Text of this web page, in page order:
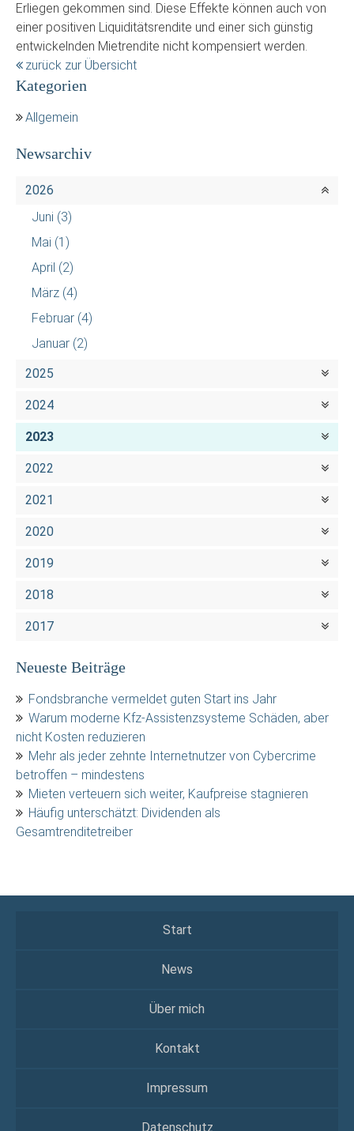
Erliegen gekommen sind. Diese Effekte können auch von
einer positiven Liquiditätsrendite und einer sich günstig
entwickelnden Mietrendite nicht kompensiert werden.
zurück zur Übersicht
Kategorien
Allgemein
Newsarchiv
2026
Juni (3)
Mai (1)
April (2)
März (4)
Februar (4)
Januar (2)
2025
2024
2023
2022
2021
2020
2019
2018
2017
Neueste Beiträge
Fondsbranche vermeldet guten Start ins Jahr
Warum moderne Kfz-Assistenzsysteme Schäden, aber
nicht Kosten reduzieren
Mehr als jeder zehnte Internetnutzer von Cybercrime
betroffen – mindestens
Mieten verteuern sich weiter, Kaufpreise stagnieren
Häufig unterschätzt: Dividenden als
Gesamtrenditetreiber
Start
News
Über mich
Kontakt
Impressum
Datenschutz